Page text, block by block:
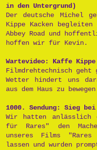
in den Untergrund)
Der deutsche Michel
Kippe Kacken
Abbey Road und
hoffen wir für Kevin.
Wartevideo: Kaffe
Filmdrehtechnisch
Wetter hindert uns
aus dem Haus zu
1000. Sendung: Sieg
Wir hatten anlässlich
für Rares" den
unseres Films "Rares
lassen und wurden